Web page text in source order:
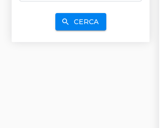
search CERCA